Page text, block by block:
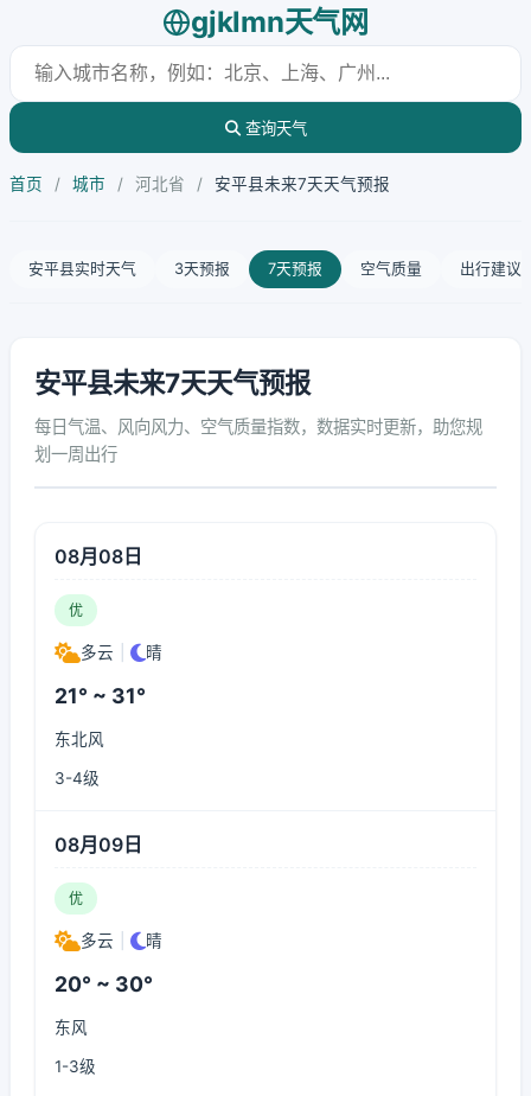
gjklmn天气网
查询天气
首页 / 城市 / 河北省 / 安平县未来7天天气预报
安平县实时天气 3天预报 7天预报 空气质量 出行建议
安平县未来7天天气预报
每日气温、风向风力、空气质量指数，数据实时更新，助您规
划一周出行
08月08日
优
多云 晴
21° ~ 31°
东北风
3-4级
08月09日
优
多云 晴
20° ~ 30°
东风
1-3级